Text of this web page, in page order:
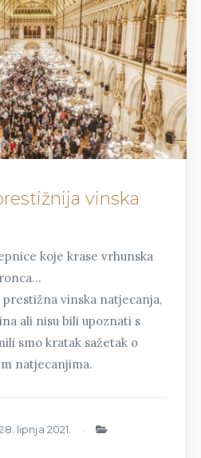
vinska
koje krase vrhunska
vinska natjecanja,
ali nisu bili upoznati s
smo kratak sažetak o
natjecanjima.
lipnja 2021.